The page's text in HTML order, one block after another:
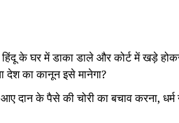
के घर में डाका डाले और कोर्ट में खड़े
देश का कानून इसे मानेगा?
दान के पैसे की चोरी का बचाव करना, धर्म